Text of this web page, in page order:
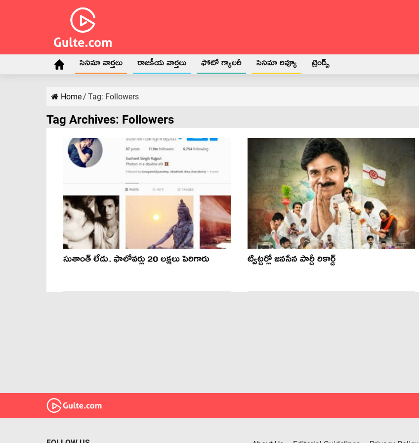
సినిమా వార్తలు రాజకీయ వార్తలు ఫోటో గ్యాలరీ సినిమా రివ్యూ ట్రెండ్స్
Home/ Tag: Followers
Tag Archives: Followers
సుశాంత్ లేడు.. ఫాలోవర్లు 20 లక్షలు పెరిగారు ట్విట్ట‌ర్లో జ‌న‌సేన పార్టీ రికార్డ్